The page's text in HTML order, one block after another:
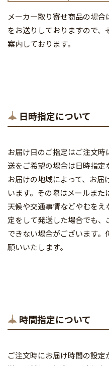
メーカー取り寄せ商品の場合
をお送りしておりますので
案内しております。
日時指定について
お届け日のご指定はご注文
送をご希望の場合は日時指定
お届けの地域によって、お
います。その際はメールまた
天候や交通事情などやむを
定をして発送した場合でも
できない場合がございます
願いいたします。
時間指定について
ご注文時にお届け時間の設